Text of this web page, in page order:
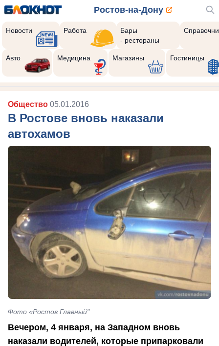
Ростов-на-Дону
Новости Работа
Бары
- рестораны
Авто Медицина Магазины Гостиницы
Общество 05.01.2016
В Ростове вновь наказали
автохамов
Фото «Ростов Главный"
Вечером, 4 января, на Западном вновь
наказали водителей, которые припарковали